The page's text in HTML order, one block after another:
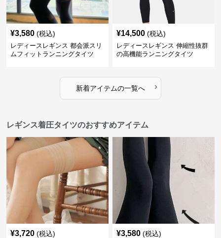
¥3,580 (税込)
レディースレギンス 都会派スリ
ムフィットランニングタイツ
¥14,500 (税込)
レディースレギンス 伸縮性抜群
の高機能ランニングタイツ
新着アイテムの一覧へ ›
レギンス着圧タイツのおすすめアイテム
¥3,720 (税込) ¥3,580 (税込)